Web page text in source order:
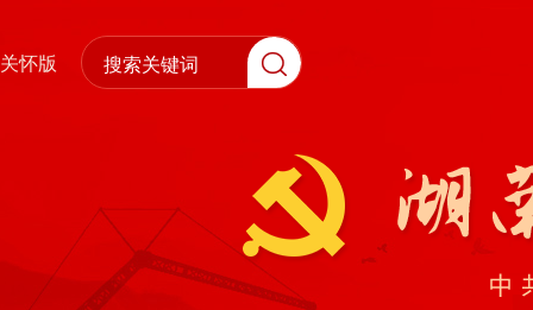
关怀版